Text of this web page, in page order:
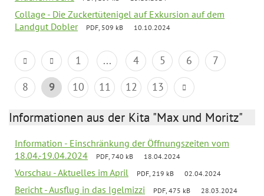
Collage - Die Zuckertütenigel auf Exkursion auf dem
Landgut Dobler
PDF, 509 kB 10.10.2024
1 ... 4 5 6
7
8
9 10 11 12 13
Informationen aus der Kita "Max und Moritz"
Information - Einschränkung der Öffnungszeiten vom
18.04.-19.04.2024
PDF, 740 kB 18.04.2024
Vorschau - Aktuelles im April PDF, 219 kB 02.04.2024
Bericht - Ausflug in das Igelmizzi PDF, 475 kB 28.03.2024